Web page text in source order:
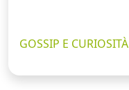
GOSSIP E CURIOSITÀ